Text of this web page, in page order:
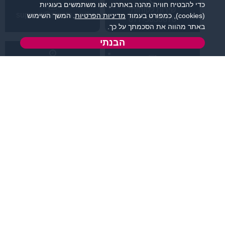
שירות לקוחות:
077-5030670
support@zigota.co.il
כדי להבטיח חוויה מהנה באתרנו, אנו משתמשים בעוגיות
(cookies), כמפורט בעמוד
מדיניות הפרטיות . המשך השימוש
באתר מהווה את הסכמתך על כך.
הבנתי